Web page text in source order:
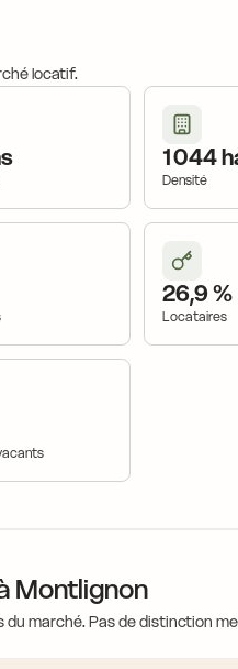
locatif.
1 044
Densité
26,9 %
Locataires
Montlignon
marché. Pas de distinction